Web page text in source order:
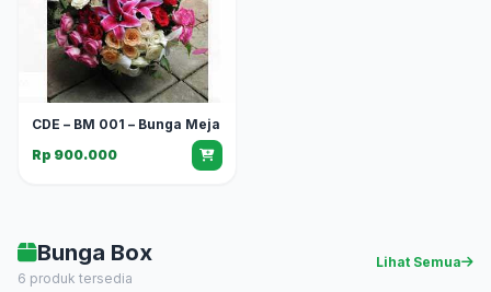
CDE – BM 001 – Bunga Meja
Rp 900.000
Bunga Box
6 produk tersedia
Lihat Semua